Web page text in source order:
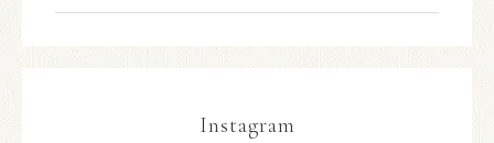
Instagram